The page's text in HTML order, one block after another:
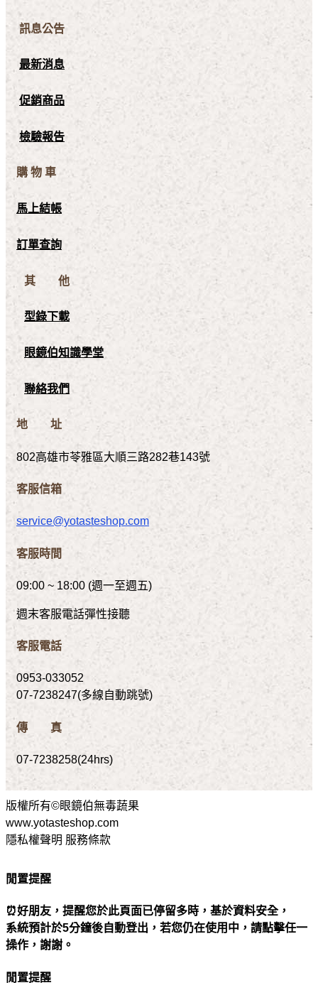
訊息公告
最新消息
促銷商品
檢驗報告
購 物 車
馬上結帳
訂單查詢
其 他
型錄下載
眼鏡伯知識學堂
聯絡我們
地 址
802高雄市苓雅區大順三路282巷143號
客服信箱
service@yotasteshop.com
客服時間
09:00 ~ 18:00 (週一至週五)
週末客服電話彈性接聽
客服電話
0953-033052
07-7238247(多線自動跳號)
傳 真
07-7238258(24hrs)
版權所有©眼鏡伯無毒蔬果
www.yotasteshop.com
隱私權聲明 服務條款
閒置提醒
⏰好朋友，提醒您於此頁面已停留多時，基於資料安全，
系統預計於5分鐘後自動登出，若您仍在使用中，請點擊任一
操作，謝謝。
閒置提醒